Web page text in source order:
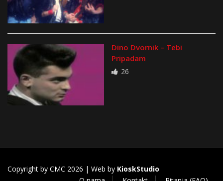
Dino Dvornik – Tebi
Pripadam
26
Copyright by CMC 2026 | Web by KioskStudio